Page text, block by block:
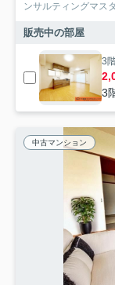
ンサルティングマス
販売中の部屋
3
3
中古マンション